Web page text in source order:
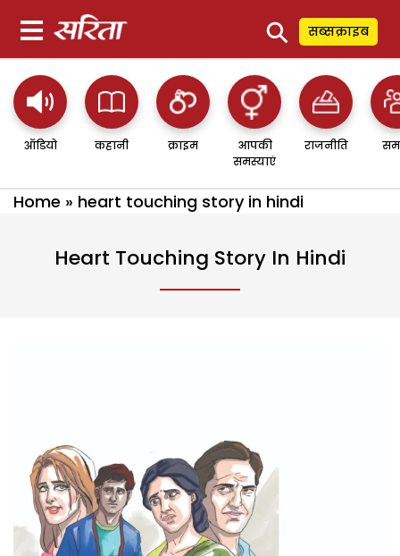
⚲ सब्सक्राइब
ऑडियो कहानी क्राइम
आपकी
समस्याएं
राजनीति
Home » heart touching story in hindi
Heart Touching Story In Hindi